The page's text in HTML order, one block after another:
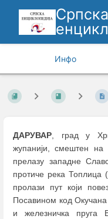
Српска
Инфо
ДАРУВАР, град у
жупанији, смештен
прелазу западне
протиче река Топлица
пролази пут који
Посавином код
и железничка пруга